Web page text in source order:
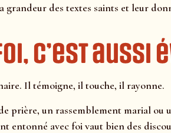
grandeur des textes saints et leur
c’est aussi
Il témoigne, il touche, il rayonne.
prière, un rassemblement marial
entonné avec foi vaut bien des